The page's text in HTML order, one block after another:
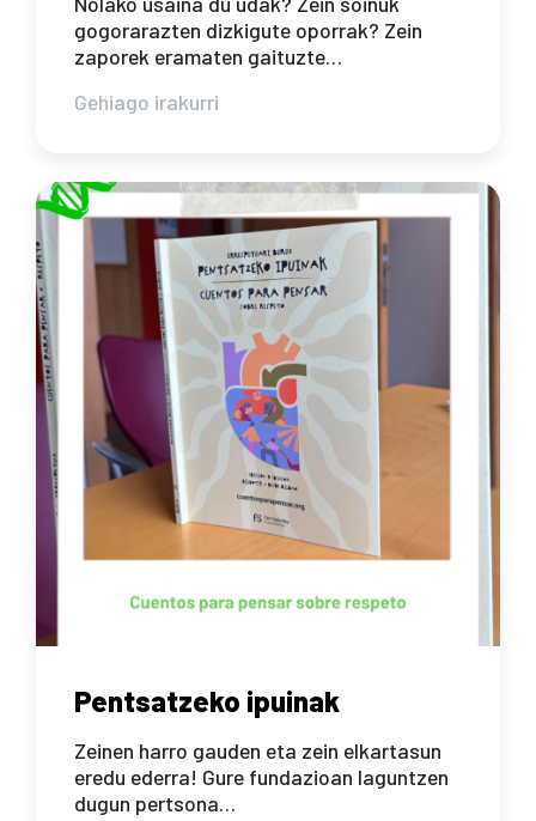
gogorarazten dizkigute oporrak? Zein
zaporek eramaten gaituzte…
Gehiago irakurri
Pentsatzeko ipuinak
Zeinen harro gauden eta zein elkartasun
eredu ederra! Gure fundazioan laguntzen
dugun pertsona…